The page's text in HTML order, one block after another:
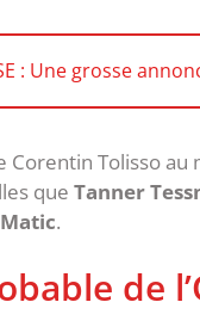
: Une grosse
Corentin Tolisso
que Tanner
.
de